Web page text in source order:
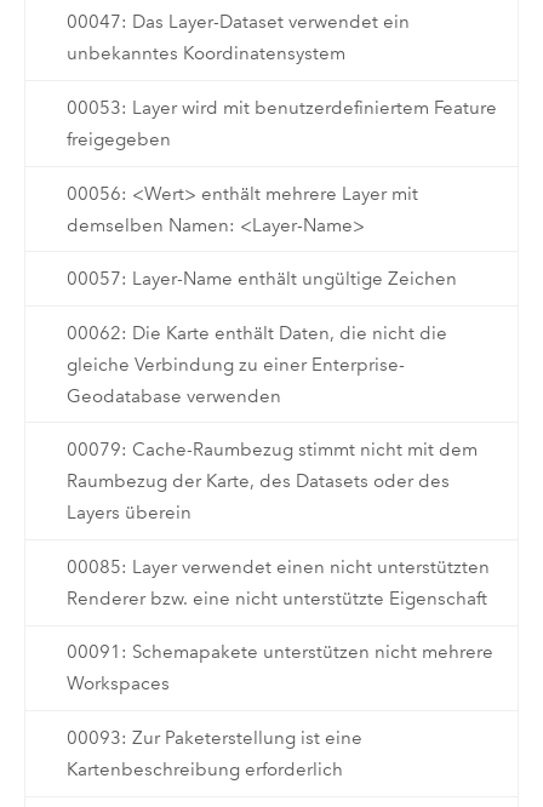
00047: Das Layer-Dataset verwendet ein
unbekanntes Koordinatensystem
00053: Layer wird mit benutzerdefiniertem Feature
freigegeben
00056: <Wert> enthält mehrere Layer mit
demselben Namen: <Layer-Name>
00057: Layer-Name enthält ungültige Zeichen
00062: Die Karte enthält Daten, die nicht die
gleiche Verbindung zu einer Enterprise-
Geodatabase verwenden
00079: Cache-Raumbezug stimmt nicht mit dem
Raumbezug der Karte, des Datasets oder des
Layers überein
00085: Layer verwendet einen nicht unterstützten
Renderer bzw. eine nicht unterstützte Eigenschaft
00091: Schemapakete unterstützen nicht mehrere
Workspaces
00093: Zur Paketerstellung ist eine
Kartenbeschreibung erforderlich